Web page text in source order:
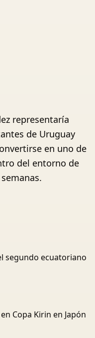
representaría
de Uruguay
en uno de
del entorno de
segundo ecuatoriano
Copa Kirin en Japón